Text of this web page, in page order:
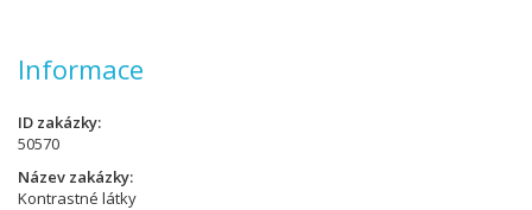
Informace
ID zakázky
50570
Název zakázky
Kontrastné látky